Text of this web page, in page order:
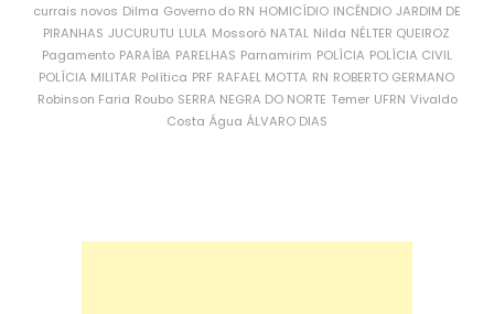
currais novos Dilma Governo do RN HOMICÍDIO INCÊNDIO JARDIM DE
PIRANHAS JUCURUTU LULA Mossoró NATAL Nilda NÉLTER QUEIROZ
Pagamento PARAÍBA PARELHAS Parnamirim POLÍCIA POLÍCIA CIVIL
POLÍCIA MILITAR Política PRF RAFAEL MOTTA RN ROBERTO GERMANO
Robinson Faria Roubo SERRA NEGRA DO NORTE Temer UFRN Vivaldo
Costa Água ÁLVARO DIAS